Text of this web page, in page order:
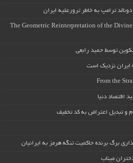
ترامپ به خاطر ترورعلیه ایران
The Geometric Reinterpretation of the
توسط حمید رابعی
ایران نزدیک است
From the
اقتصاد دنیا
و تبدیل اعتراض به کد تخفیف
برگ برنده حاکمیت تنگه هرمز به ایرانیان
میناب